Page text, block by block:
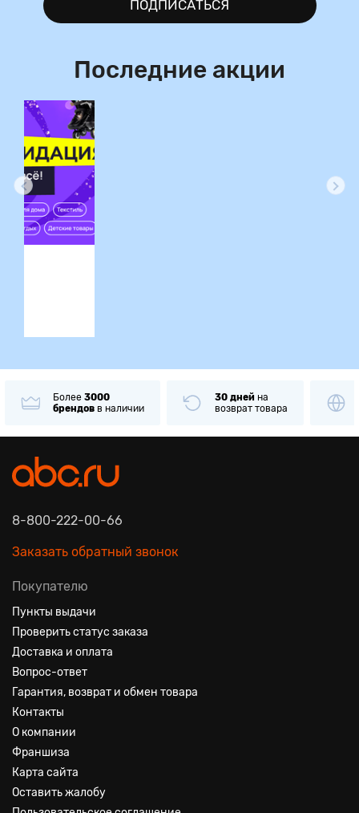
ПОДПИСАТЬСЯ
Последние акции
Более 3000
брендов в наличии
30 дней на
возврат товара
8-800-222-00-66
Заказать обратный звонок
Покупателю
Пункты выдачи
Проверить статус заказа
Доставка и оплата
Вопрос-ответ
Гарантия, возврат и обмен товара
Контакты
О компании
Франшиза
Карта сайта
Оставить жалобу